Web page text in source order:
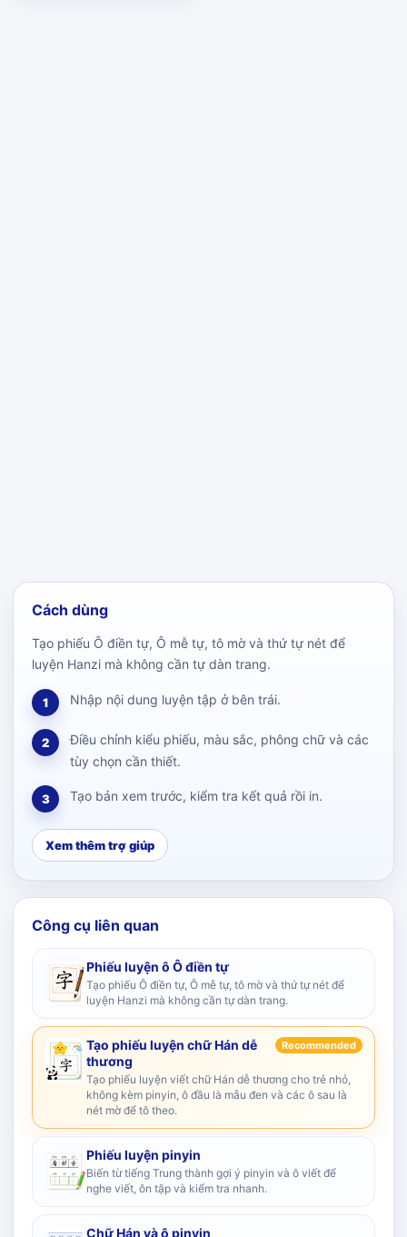
Cách dùng
Tạo phiếu Ô điền tự, Ô mễ tự, tô mờ và thứ tự nét để
luyện Hanzi mà không cần tự dàn trang.
1 Nhập nội dung luyện tập ở bên trái.
2
Điều chỉnh kiểu phiếu, màu sắc, phông chữ và các
tùy chọn cần thiết.
3 Tạo bản xem trước, kiểm tra kết quả rồi in.
Xem thêm trợ giúp
Công cụ liên quan
Phiếu luyện ô Ô điền tự
Tạo phiếu Ô điền tự, Ô mễ tự, tô mờ và thứ tự nét để
luyện Hanzi mà không cần tự dàn trang.
Tạo phiếu luyện chữ Hán dễ
thương
Recommended
Tạo phiếu luyện viết chữ Hán dễ thương cho trẻ nhỏ,
không kèm pinyin, ô đầu là mẫu đen và các ô sau là
nét mờ để tô theo.
Phiếu luyện pinyin
Biến từ tiếng Trung thành gợi ý pinyin và ô viết để
nghe viết, ôn tập và kiểm tra nhanh.
Chữ Hán và ô pinyin